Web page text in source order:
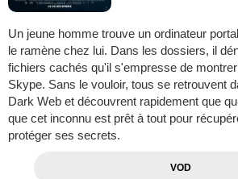
Un jeune homme trouve un ordinateur
le ramène chez lui. Dans les dossiers, il
fichiers cachés qu'il s'empresse de
Skype. Sans le vouloir, tous se retrouvent
Dark Web et découvrent rapidement que
que cet inconnu est prêt à tout pour
protéger ses secrets.
VOD